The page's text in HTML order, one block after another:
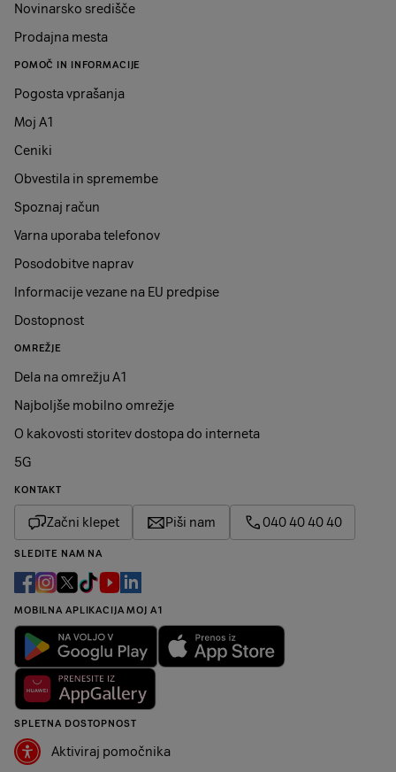
Novinarsko središče
Prodajna mesta
POMOČ IN INFORMACIJE
Pogosta vprašanja
Moj A1
Ceniki
Obvestila in spremembe
Spoznaj račun
Varna uporaba telefonov
Posodobitve naprav
Informacije vezane na EU predpise
Dostopnost
OMREŽJE
Dela na omrežju A1
Najboljše mobilno omrežje
O kakovosti storitev dostopa do interneta
5G
KONTAKT
Začni klepet Piši nam 040 40 40 40
SLEDITE NAM NA
MOBILNA APLIKACIJA MOJ A1
SPLETNA DOSTOPNOST
Aktiviraj pomočnika